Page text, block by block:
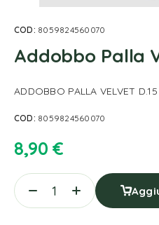
COD: 8059824560070
Addobbo Palla
ADDOBBO PALLA VELVET
COD: 8059824560070
8,90 €